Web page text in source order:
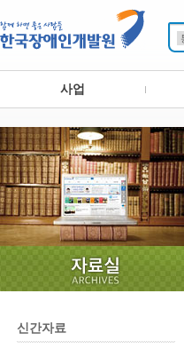
사업
신간자료